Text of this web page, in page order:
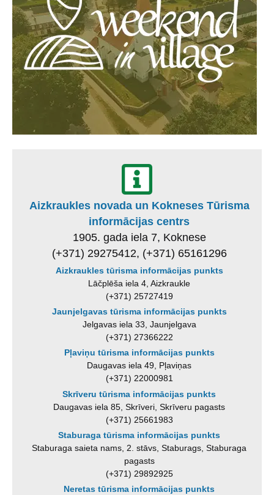
Aizkraukles novada un Kokneses Tūrisma
informācijas centrs
1905. gada iela 7, Koknese
(+371) 29275412, (+371) 65161296
Aizkraukles tūrisma informācijas punkts
Lāčplēša iela 4, Aizkraukle
(+371) 25727419
Jaunjelgavas tūrisma informācijas punkts
Jelgavas iela 33, Jaunjelgava
(+371) 27366222
Pļaviņu tūrisma informācijas punkts
Daugavas iela 49, Pļaviņas
(+371) 22000981
Skrīveru tūrisma informācijas punkts
Daugavas iela 85, Skrīveri, Skrīveru pagasts
(+371) 25661983
Staburaga tūrisma informācijas punkts
Staburaga saieta nams, 2. stāvs, Staburags, Staburaga
pagasts
(+371) 29892925
Neretas tūrisma informācijas punkts